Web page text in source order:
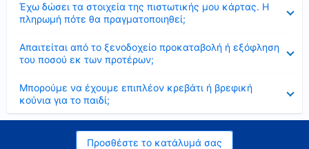
Έχω δώσει τα στοιχεία της πιστωτικής μου κάρτας. Η
πληρωμή πότε θα πραγματοποιηθεί;
Απαιτείται από το ξενοδοχείο προκαταβολή ή εξόφληση
του ποσού εκ των προτέρων;
Μπορούμε να έχουμε επιπλέον κρεβάτι ή βρεφική
κούνια για το παιδί;
Προσθέστε το κατάλυμά σας